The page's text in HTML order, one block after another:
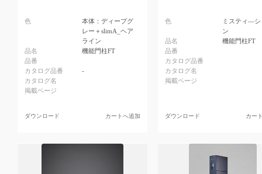
色
本体：ディープグ
レー＋slimA_ヘア
ライン
品名
機能門柱FT
品番
カタログ品番
-
カタログ名
掲載ページ
ダウンロード カートへ追加
色
ミスティ―シ
ン
品名
機能門柱FT
品番
カタログ品番
カタログ名
掲載ページ
ダウンロード カー